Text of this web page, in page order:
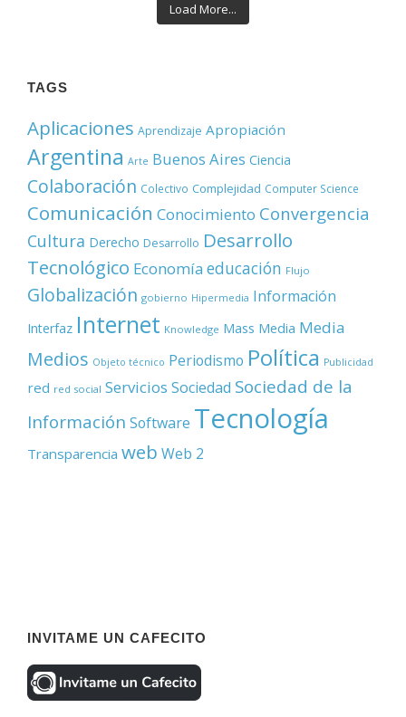
Load More...
TAGS
Aplicaciones Aprendizaje Apropiación
Argentina Arte Buenos Aires Ciencia
Colaboración Colectivo Complejidad Computer Science
Comunicación Conocimiento Convergencia
Cultura Derecho Desarrollo Desarrollo
Tecnológico Economía educación Flujo
Globalización gobierno Hipermedia Información
Interfaz Internet Knowledge Mass Media Media
Medios Objeto técnico Periodismo Política Publicidad
red red social Servicios Sociedad Sociedad de la
Información Software Tecnología
Transparencia web Web 2
INVITAME UN CAFECITO